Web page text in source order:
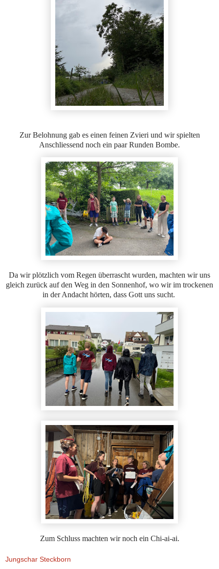
Zur Belohnung gab es einen feinen Zvieri und wir spielten
Anschliessend noch ein paar Runden Bombe.
Da wir plötzlich vom Regen überrascht wurden, machten wir uns
gleich zurück auf den Weg in den Sonnenhof, wo wir im trockenen
in der Andacht hörten, dass Gott uns sucht.
Zum Schluss machten wir noch ein Chi-ai-ai.
Jungschar Steckborn